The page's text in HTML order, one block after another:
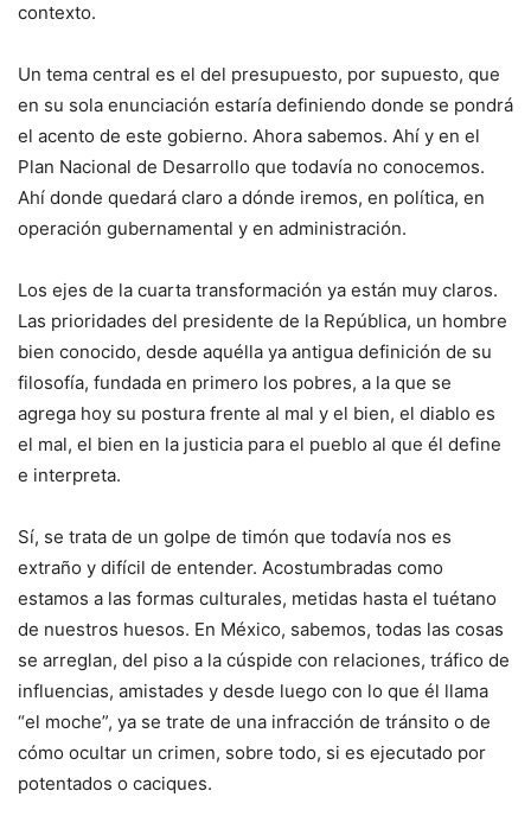
contexto.
Un tema central es el del presupuesto, por supuesto, que
en su sola enunciación estaría definiendo donde se pondrá
el acento de este gobierno. Ahora sabemos. Ahí y en el
Plan Nacional de Desarrollo que todavía no conocemos.
Ahí donde quedará claro a dónde iremos, en política, en
operación gubernamental y en administración.
Los ejes de la cuarta transformación ya están muy claros.
Las prioridades del presidente de la República, un hombre
bien conocido, desde aquélla ya antigua definición de su
filosofía, fundada en primero los pobres, a la que se
agrega hoy su postura frente al mal y el bien, el diablo es
el mal, el bien en la justicia para el pueblo al que él define
e interpreta.
Sí, se trata de un golpe de timón que todavía nos es
extraño y difícil de entender. Acostumbradas como
estamos a las formas culturales, metidas hasta el tuétano
de nuestros huesos. En México, sabemos, todas las cosas
se arreglan, del piso a la cúspide con relaciones, tráfico de
influencias, amistades y desde luego con lo que él llama
“el moche”, ya se trate de una infracción de tránsito o de
cómo ocultar un crimen, sobre todo, si es ejecutado por
potentados o caciques.